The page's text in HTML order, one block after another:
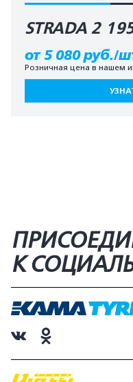
STRADA 2
от 5 080 руб./
Розничная цена в нашем
К